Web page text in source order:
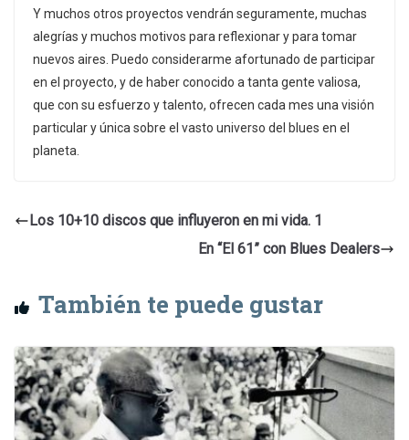
Y muchos otros proyectos vendrán seguramente, muchas
alegrías y muchos motivos para reflexionar y para tomar
nuevos aires. Puedo considerarme afortunado de participar
en el proyecto, y de haber conocido a tanta gente valiosa,
que con su esfuerzo y talento, ofrecen cada mes una visión
particular y única sobre el vasto universo del blues en el
planeta.
Los 10+10 discos que influyeron en mi vida. 1
En “El 61” con Blues Dealers
También te puede gustar